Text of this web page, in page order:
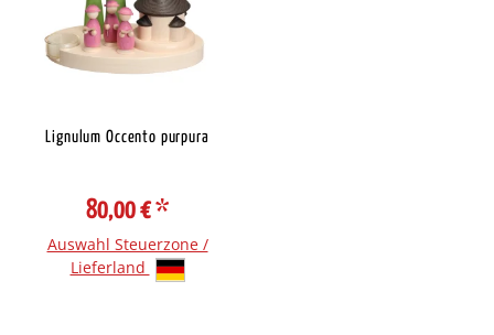
Lignulum Occento purpura
80,00 €*
Auswahl Steuerzone /
Lieferland